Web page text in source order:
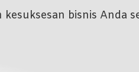
kesuksesan bisnis Anda